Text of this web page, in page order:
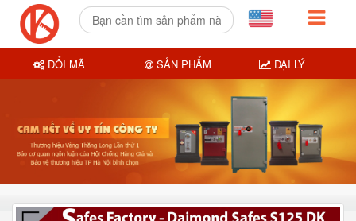
ĐỔI MÃ SẢN PHẨM ĐẠI LÝ